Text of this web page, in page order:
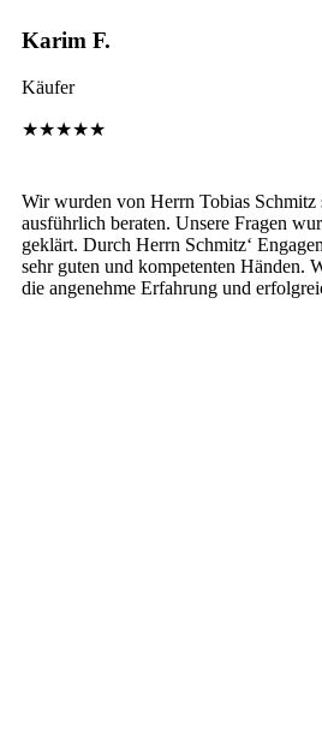
Karim F.
Käufer
★★★★★
Wir wurden von Herrn Tobias Schmitz
ausführlich beraten. Unsere Fragen
geklärt. Durch Herrn Schmitz‘
sehr guten und kompetenten Händen.
die angenehme Erfahrung und